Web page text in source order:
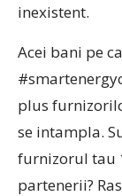
inexistent.
Acei bani pe
plus
se intampla.
furnizorul tau
partenerii?